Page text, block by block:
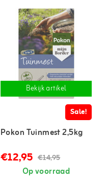
Bekijk artikel
Sale!
Pokon Tuinmest 2,5kg
€12,95 €14,95
Op voorraad